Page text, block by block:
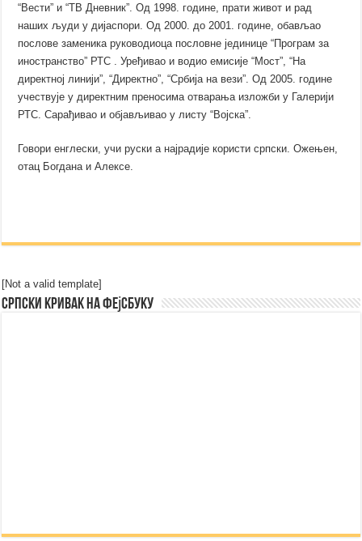
“Вести” и “ТВ Дневник”. Од 1998. године, прати живот и рад
наших људи у дијаспори. Од 2000. до 2001. године, обављао
послове заменика руководиоца пословне јединице “Програм за
иностранство” РТС . Уређивао и водио емисије “Мост”, “На
директној линији”, “Директно”, “Србија на вези”. Од 2005. године
учествује у директним преносима отварања изложби у Галерији
РТС. Сарађивао и објављивао у листу “Војска”.
Говори енглески, учи руски а најрадије користи српски. Ожењен,
отац Богдана и Алексе.
[Not a valid template]
Српски Кривак на Фејсбуку